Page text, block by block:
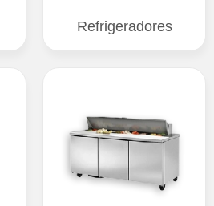
Refrigeradores